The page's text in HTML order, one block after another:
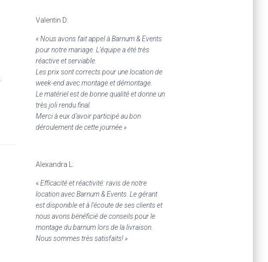
Valentin D:
« Nous avons fait appel à Barnum & Events
pour notre mariage. L’équipe a été très
réactive et serviable.
Les prix sont corrects pour une location de
week-end avec montage et démontage.
Le matériel est de bonne qualité et donne un
très joli rendu final.
Merci à eux d’avoir participé au bon
déroulement de cette journée »
Alexandra L:
«Efficacité et réactivité: ravis de notre
location avec Barnum & Events. Le gérant
est disponible et à l’écoute de ses clients et
nous avons bénéficié de conseils pour le
montage du barnum lors de la livraison.
Nous sommes très satisfaits! »